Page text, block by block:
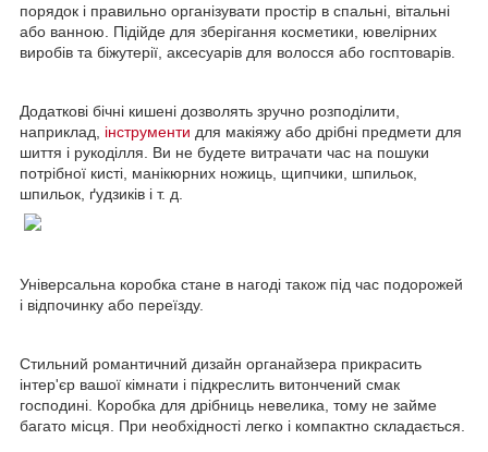
порядок і правильно організувати простір в спальні, вітальні
або ванною. Підійде для зберігання косметики, ювелірних
виробів та біжутерії, аксесуарів для волосся або госптоварів.
Додаткові бічні кишені дозволять зручно розподілити,
наприклад, інструменти для макіяжу або дрібні предмети для
шиття і рукоділля. Ви не будете витрачати час на пошуки
потрібної кисті, манікюрних ножиць, щипчики, шпильок,
шпильок, ґудзиків і т. д.
Універсальна коробка стане в нагоді також під час подорожей
і відпочинку або переїзду.
Стильний романтичний дизайн органайзера прикрасить
інтер'єр вашої кімнати і підкреслить витончений смак
господині. Коробка для дрібниць невелика, тому не займе
багато місця. При необхідності легко і компактно складається.